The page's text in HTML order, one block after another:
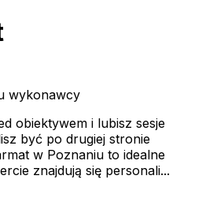
wykonawcy
obiektywem i lubisz sesje
być po drugiej stronie
w Poznaniu to idealne
znajdują się personali...